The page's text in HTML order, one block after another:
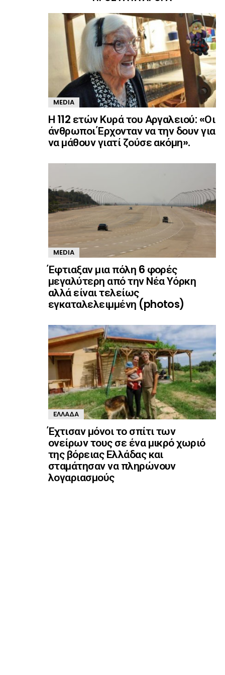
MEDIA
Η 112 ετών Κυρά του Αργαλειού: «Οι
άνθρωποι Έρχονταν να την δουν για
να μάθουν γιατί ζούσε ακόμη».
MEDIA
Έφτιαξαν μια πόλη 6 φορές
μεγαλύτερη από την Νέα Υόρκη
αλλά είναι τελείως
εγκαταλελειμμένη (photos)
ΕΛΛΆΔΑ
Έχτισαν μόνοι το σπίτι των
ονείρων τους σε ένα μικρό χωριό
της βόρειας Ελλάδας και
σταμάτησαν να πληρώνουν
λογαριασμούς